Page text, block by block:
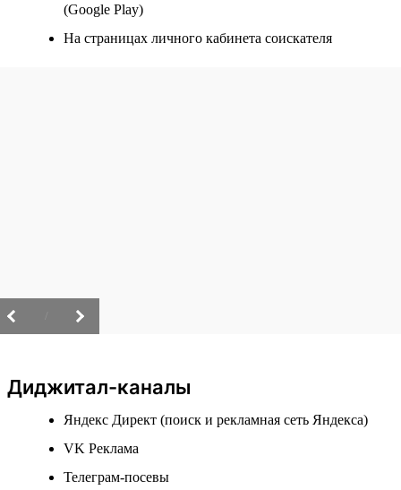
(Google Play)
На страницах личного кабинета соискателя
Диджитал-каналы
Яндекс Директ (поиск и рекламная сеть Яндекса)
VK Реклама
Телеграм-посевы